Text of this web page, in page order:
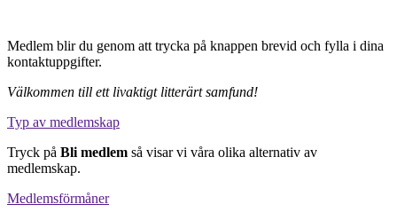
Medlem blir du genom att trycka på knappen brevid och fylla i dina
kontaktuppgifter.
Välkommen till ett livaktigt litterärt samfund!
Typ av medlemskap
Tryck på Bli medlem så visar vi våra olika alternativ av
medlemskap.
Medlemsförmåner